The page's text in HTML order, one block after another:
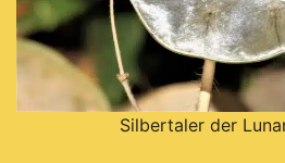
Silbertaler der